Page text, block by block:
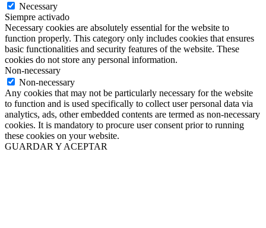
Necessary
Siempre activado
Necessary cookies are absolutely essential for the website to
function properly. This category only includes cookies that ensures
basic functionalities and security features of the website. These
cookies do not store any personal information.
Non-necessary
Non-necessary
Any cookies that may not be particularly necessary for the website
to function and is used specifically to collect user personal data via
analytics, ads, other embedded contents are termed as non-necessary
cookies. It is mandatory to procure user consent prior to running
these cookies on your website.
GUARDAR Y ACEPTAR